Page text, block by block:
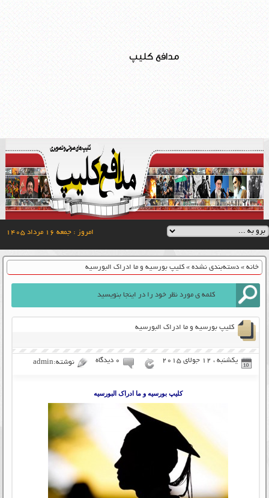
مدافع کلیپ
امروز : جمعه ۱۶ مرداد ۱۴۰۵
خانه» دسته‌بندی نشده» کلیپ بورسیه و ما ادراک البورسیه
کلیپ بورسیه و ما ادراک البورسیه
یکشنبه ، 12 جولای 2015 ۰ دیدگاه نوشته:admin
کلیپ بورسیه و ما ادراک البورسیه